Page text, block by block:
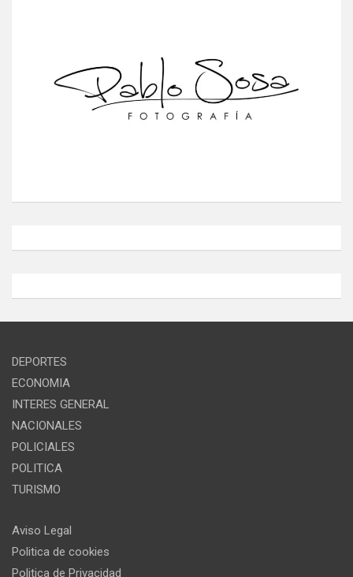
DEPORTES
ECONOMIA
INTERES GENERAL
NACIONALES
POLICIALES
POLITICA
TURISMO
Aviso Legal
Politica de cookies
Politica de Privacidad